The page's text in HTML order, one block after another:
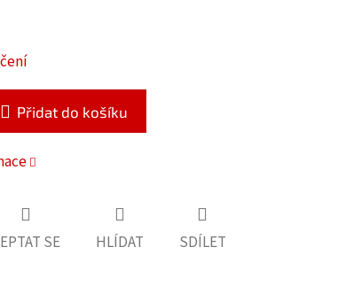
Přidat do košíku
SE HLÍDAT SDÍLET